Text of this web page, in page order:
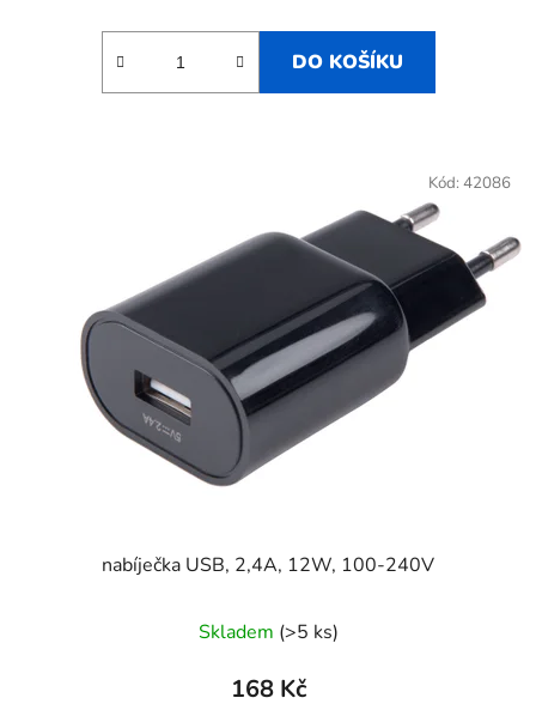
DO KOŠÍKU
nabíječka USB, 2,4A, 12W, 100-240V
Skladem (>5 ks)
168 Kč
Kód: 42086